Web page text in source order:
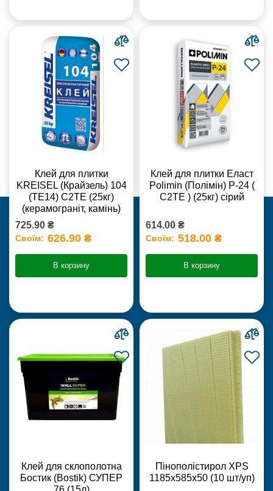
Клей для плитки
KREISEL (Крайзель) 104
(ТЕ14) С2TE (25кг)
(керамограніт, камінь)
725.90 ₴
Своїм: 626.90 ₴
В корзину
Клей для плитки Еласт
Polimin (Полімін) Р-24 (
С2ТЕ ) (25кг) сірий
614.00 ₴
Своїм: 518.00 ₴
В корзину
Клей для склополотна
Бостик (Bostik) СУПЕР
Пінополістирол XPS
1185х585х50 (10 шт/уп)